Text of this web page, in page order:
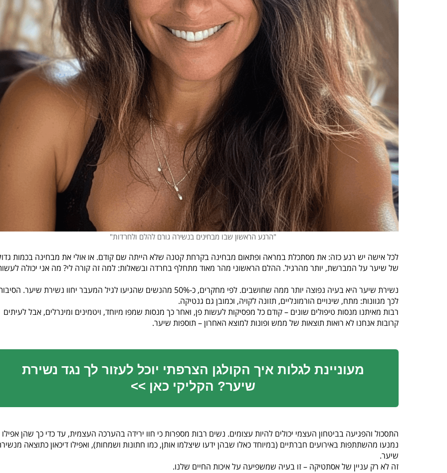
"הרגע הראשון שבו מבחינים בנשירה גורם להלם ולחרדות"
לכל אישה יש רגע כזה: את מסתכלת במראה ופתאום מבחינה בקרחת קטנה שלא הייתה שם קודם. או אולי את מבחינה בכמות
של שיער על המברשת, יותר מהרגיל. ההלם הראשוני מהר מאוד מתחלף בחרדה ובשאלות: למה זה קורה לי? מה אני יכולה
נשירת שיער היא בעיה נפוצה יותר ממה שחושבים. לפי מחקרים, כ-50% מהנשים שהגיעו לגיל המעבר יחוו נשירת שיער.
לכך מגוונות: מתח, שינויים הורמונליים, תזונה לקויה, וכמובן גם גנטיקה.
רבות מאיתנו מנסות טיפולים שונים – קודם כל מפסיקות לעשות פן, ואחר כך מנסות שמפו מיוחד, ויטמינים ומינרלים, אבל לעיתים
קרובות אנחנו לא רואות תוצאות של ממש ופונות למוצא האחרון – תוספות שיער.
מעוניינת לגלות איך הקולגן הצרפתי יוכל לעזור לך נגד נשירת
שיער? הקליקי כאן >>
התסכול והפגיעה בביטחון העצמי יכולים להיות עצומים. נשים רבות מספרות כי חוו ירידה בהערכה העצמית, עד כדי כך שהן אפילו
נמנעו מהשתתפות באירועים חברתיים (במיוחד כאלו שבהן ידעו שיצלמו אותן, כמו חתונות ושמחות), ואפילו דיכאון כתוצאה
שיער.
זה לא רק עניין של אסתטיקה – זו בעיה שמשפיעה על איכות החיים שלנו.